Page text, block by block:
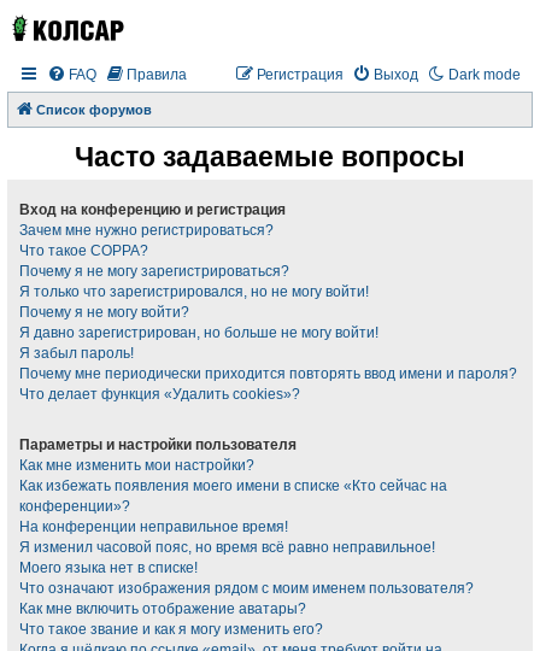
Dark mode
FAQ Правила Выход
Регистрация
Список форумов
Часто задаваемые вопросы
Вход на конференцию и регистрация
Зачем мне нужно регистрироваться?
Что такое COPPA?
Почему я не могу зарегистрироваться?
Я только что зарегистрировался, но не могу войти!
Почему я не могу войти?
Я давно зарегистрирован, но больше не могу войти!
Я забыл пароль!
Почему мне периодически приходится повторять ввод имени и пароля?
Что делает функция «Удалить cookies»?
Параметры и настройки пользователя
Как мне изменить мои настройки?
Как избежать появления моего имени в списке «Кто сейчас на
конференции»?
На конференции неправильное время!
Я изменил часовой пояс, но время всё равно неправильное!
Моего языка нет в списке!
Что означают изображения рядом с моим именем пользователя?
Как мне включить отображение аватары?
Что такое звание и как я могу изменить его?